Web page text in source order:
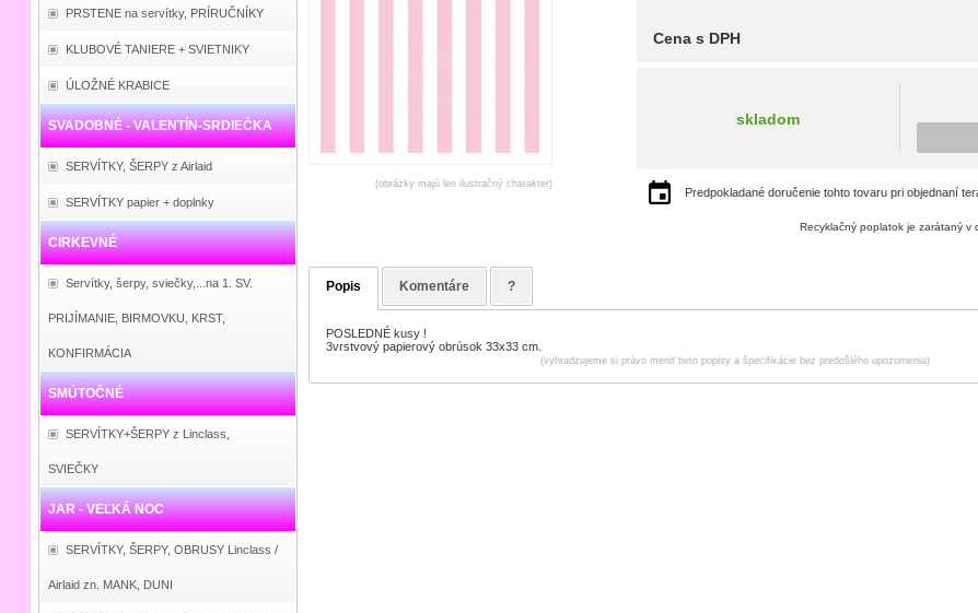
PRSTENE na servítky, PRÍRUČNÍKY
KLUBOVÉ TANIERE + SVIETNIKY
ÚLOŽNÉ KRABICE
SVADOBNÉ - VALENTÍN-SRDIEČKA
SERVÍTKY, ŠERPY z Airlaid
SERVÍTKY papier + doplnky
CIRKEVNÉ
Servítky, šerpy, sviečky,...na 1. SV.
PRIJÍMANIE, BIRMOVKU, KRST,
KONFIRMÁCIA
SMÚTOČNÉ
SERVÍTKY+ŠERPY z Linclass,
SVIEČKY
JAR - VEĽKÁ NOC
SERVÍTKY, ŠERPY, OBRUSY Linclass /
Airlaid zn. MANK, DUNI
(obrázky majú len ilustračný charakter)
Cena s DPH
skladom
Predpokladané doručenie tohto tovaru pri objednaní
Recyklačný poplatok je zarátaný v
Popis Komentáre ?
POSLEDNÉ kusy !
3vrstvový papierový obrúsok 33x33 cm.
(vyhradzujeme si právo meniť tieto popisy a špecifikácie bez predošlého upozornenia)